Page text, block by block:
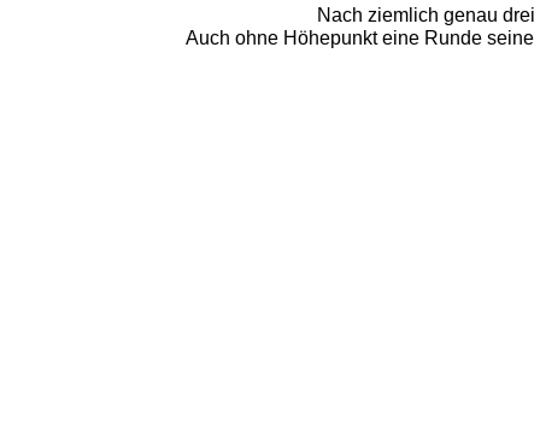
Nach ziemlich genau
Auch ohne Höhepunkt eine Runde